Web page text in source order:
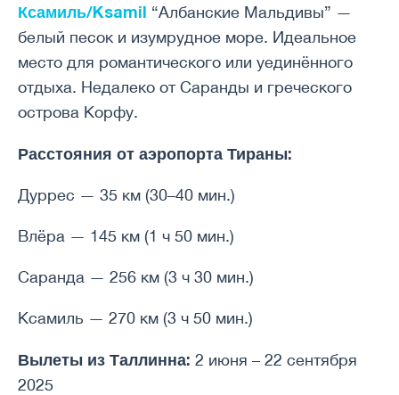
Ксамиль/Ksamil “Албанские Мальдивы” —
белый песок и изумрудное море. Идеальное
место для романтического или уединённого
отдыха. Недалеко от Саранды и греческого
острова Корфу.
Расстояния от аэропорта Тираны:
Дуррес — 35 км (30–40 мин.)
Влёра — 145 км (1 ч 50 мин.)
Саранда — 256 км (3 ч 30 мин.)
Ксамиль — 270 км (3 ч 50 мин.)
Вылеты из Таллинна: 2 июня – 22 сентября
2025